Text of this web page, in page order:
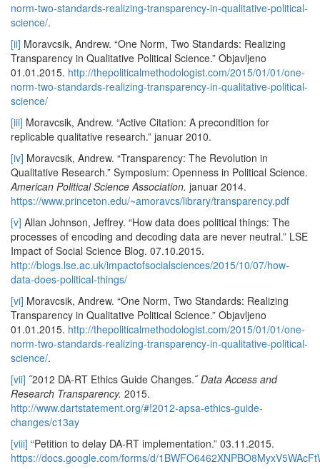
norm-two-standards-realizing-transparency-in-qualitative-political-
science/.
[ii] Moravcsik, Andrew. “One Norm, Two Standards: Realizing
Transparency in Qualitative Political Science.” Objavljeno
01.01.2015. http://thepoliticalmethodologist.com/2015/01/01/one-
norm-two-standards-realizing-transparency-in-qualitative-political-
science/
[iii] Moravcsik, Andrew. “Active Citation: A precondition for
replicable qualitative research.” januar 2010.
[iv] Moravcsik, Andrew. “Transparency: The Revolution in
Qualitative Research.” Symposium: Openness in Political Science.
American Political Science Association. januar 2014.
https://www.princeton.edu/~amoravcs/library/transparency.pdf
[v] Allan Johnson, Jeffrey. “How data does political things: The
processes of encoding and decoding data are never neutral.” LSE
Impact of Social Science Blog. 07.10.2015.
http://blogs.lse.ac.uk/impactofsocialsciences/2015/10/07/how-
data-does-political-things/
[vi] Moravcsik, Andrew. “One Norm, Two Standards: Realizing
Transparency in Qualitative Political Science.” Objavljeno
01.01.2015. http://thepoliticalmethodologist.com/2015/01/01/one-
norm-two-standards-realizing-transparency-in-qualitative-political-
science/.
[vii] ˝2012 DA-RT Ethics Guide Changes.˝Data Access and
Research Transparency. 2015.
http://www.dartstatement.org/#!2012-apsa-ethics-guide-
changes/c13ay
[viii] “Petition to delay DA-RT implementation.” 03.11.2015.
https://docs.google.com/forms/d/